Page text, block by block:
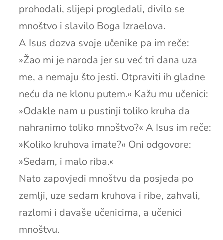
prohodali, slijepi progledali, divilo se
mnoštvo i slavilo Boga Izraelova.
A Isus dozva svoje učenike pa im reče:
»Žao mi je naroda jer su već tri dana uza
me, a nemaju što jesti. Otpraviti ih gladne
neću da ne klonu putem.« Kažu mu učenici:
»Odakle nam u pustinji toliko kruha da
nahranimo toliko mnoštvo?« A Isus im reče:
»Koliko kruhova imate?« Oni odgovore:
»Sedam, i malo riba.«
Nato zapovjedi mnoštvu da posjeda po
zemlji, uze sedam kruhova i ribe, zahvali,
razlomi i davaše učenicima, a učenici
mnoštvu.